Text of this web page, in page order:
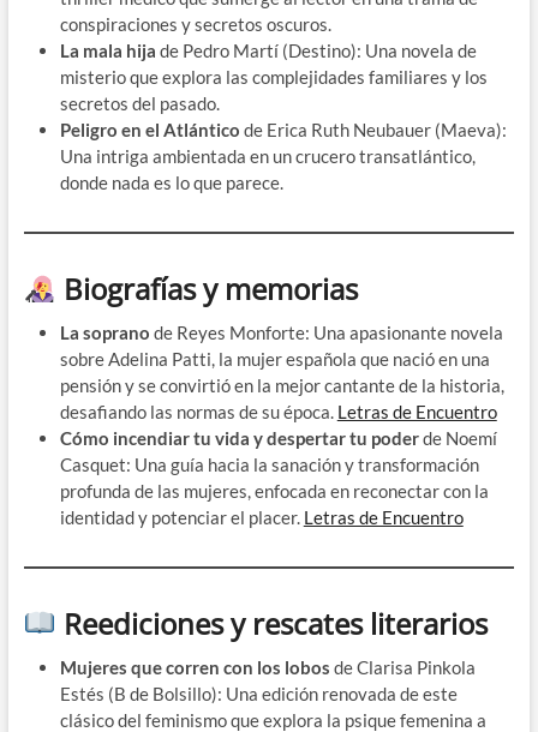
conspiraciones y secretos oscuros. ​
La mala hija de Pedro Martí (Destino): Una novela de
misterio que explora las complejidades familiares y los
secretos del pasado. ​
Peligro en el Atlántico de Erica Ruth Neubauer (Maeva):
Una intriga ambientada en un crucero transatlántico,
donde nada es lo que parece. ​
Biografías y memorias
La soprano de Reyes Monforte: Una apasionante novela
sobre Adelina Patti, la mujer española que nació en una
pensión y se convirtió en la mejor cantante de la historia,
desafiando las normas de su época. ​ Letras de Encuentro
Cómo incendiar tu vida y despertar tu poderde Noemí
Casquet: Una guía hacia la sanación y transformación
profunda de las mujeres, enfocada en reconectar con la
identidad y potenciar el placer. ​ Letras de Encuentro
Reediciones y rescates literarios
Mujeres que corren con los lobos de Clarisa Pinkola
Estés (B de Bolsillo): Una edición renovada de este
clásico del feminismo que explora la psique femenina a